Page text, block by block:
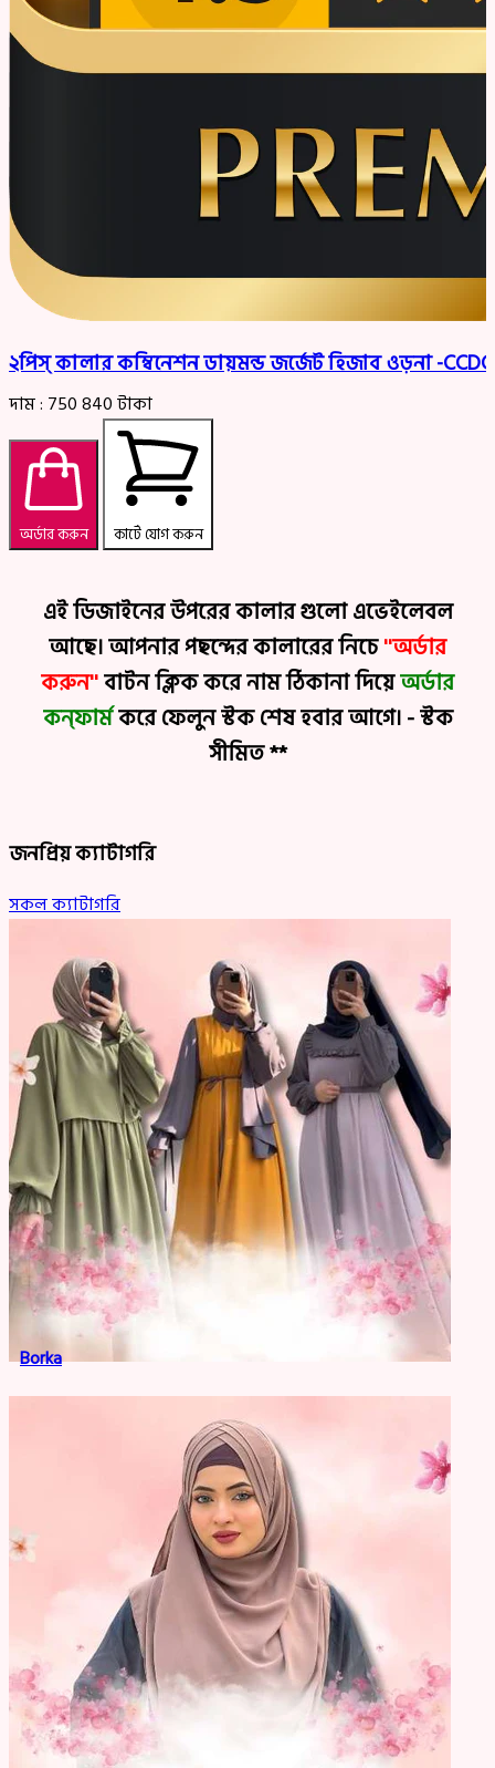
২পিস্ কালার কম্বিনেশন ডায়মন্ড জর্জেট হিজাব ওড়না -
দাম : 750840টাকা
অর্ডার করুন কার্টে যোগ করুন
এই ডিজাইনের উপরের কালার গুলো এভেইলেবল
আছে। আপনার পছন্দের কালারের নিচে''অর্ডার
করুন''বাটন ক্লিক করে নাম ঠিকানা দিয়েঅর্ডার
কন্ফার্মকরে ফেলুন স্টক শেষ হবার আগে। - স্টক
সীমিত **
জনপ্রিয় ক্যাটাগরি
সকল ক্যাটাগরি
Borka